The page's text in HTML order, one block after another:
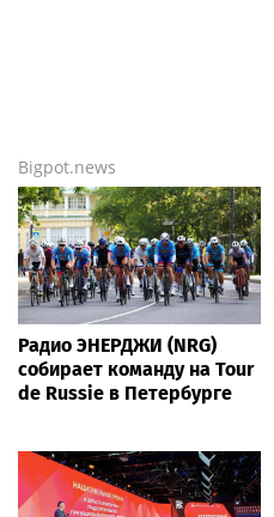
Bigpot.news
Радио ЭНЕРДЖИ (NRG)
собирает команду на Tour
de Russie в Петербурге